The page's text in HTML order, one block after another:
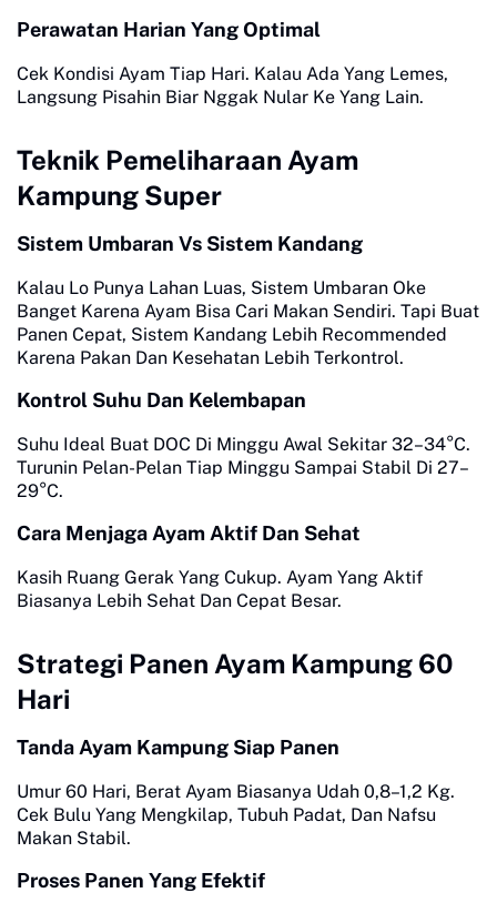
Perawatan Harian Yang Optimal
Cek Kondisi Ayam Tiap Hari. Kalau Ada Yang Lemes,
Langsung Pisahin Biar Nggak Nular Ke Yang Lain.
Teknik Pemeliharaan Ayam
Kampung Super
Sistem Umbaran Vs Sistem Kandang
Kalau Lo Punya Lahan Luas, Sistem Umbaran Oke
Banget Karena Ayam Bisa Cari Makan Sendiri. Tapi Buat
Panen Cepat, Sistem Kandang Lebih Recommended
Karena Pakan Dan Kesehatan Lebih Terkontrol.
Kontrol Suhu Dan Kelembapan
Suhu Ideal Buat DOC Di Minggu Awal Sekitar 32–34°C.
Turunin Pelan-Pelan Tiap Minggu Sampai Stabil Di 27–
29°C.
Cara Menjaga Ayam Aktif Dan Sehat
Kasih Ruang Gerak Yang Cukup. Ayam Yang Aktif
Biasanya Lebih Sehat Dan Cepat Besar.
Strategi Panen Ayam Kampung 60
Hari
Tanda Ayam Kampung Siap Panen
Umur 60 Hari, Berat Ayam Biasanya Udah 0,8–1,2 Kg.
Cek Bulu Yang Mengkilap, Tubuh Padat, Dan Nafsu
Makan Stabil.
Proses Panen Yang Efektif